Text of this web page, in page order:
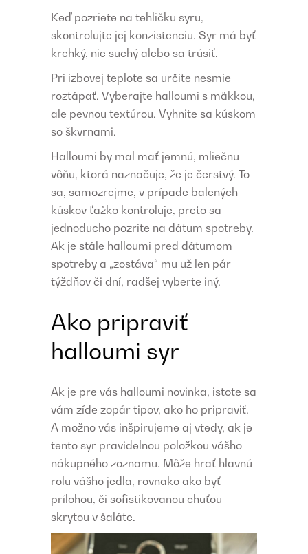
Keď pozriete na tehličku syru,
skontrolujte jej konzistenciu. Syr má byť
krehký, nie suchý alebo sa trúsiť.
Pri izbovej teplote sa určite nesmie
roztápať. Vyberajte halloumi s mäkkou,
ale pevnou textúrou. Vyhnite sa kúskom
so škvrnami.
Halloumi by mal mať jemnú, mliečnu
vôňu, ktorá naznačuje, že je čerstvý. To
sa, samozrejme, v prípade balených
kúskov ťažko kontroluje, preto sa
jednoducho pozrite na dátum spotreby.
Ak je stále halloumi pred dátumom
spotreby a „zostáva“ mu už len pár
týždňov či dní, radšej vyberte iný.
Ako pripraviť
halloumi syr
Ak je pre vás halloumi novinka, istote sa
vám zíde zopár tipov, ako ho pripraviť.
A možno vás inšpirujeme aj vtedy, ak je
tento syr pravidelnou položkou vášho
nákupného zoznamu. Môže hrať hlavnú
rolu vášho jedla, rovnako ako byť
prílohou, či sofistikovanou chuťou
skrytou v šaláte.